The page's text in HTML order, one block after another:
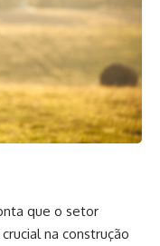
que o setor
na construção